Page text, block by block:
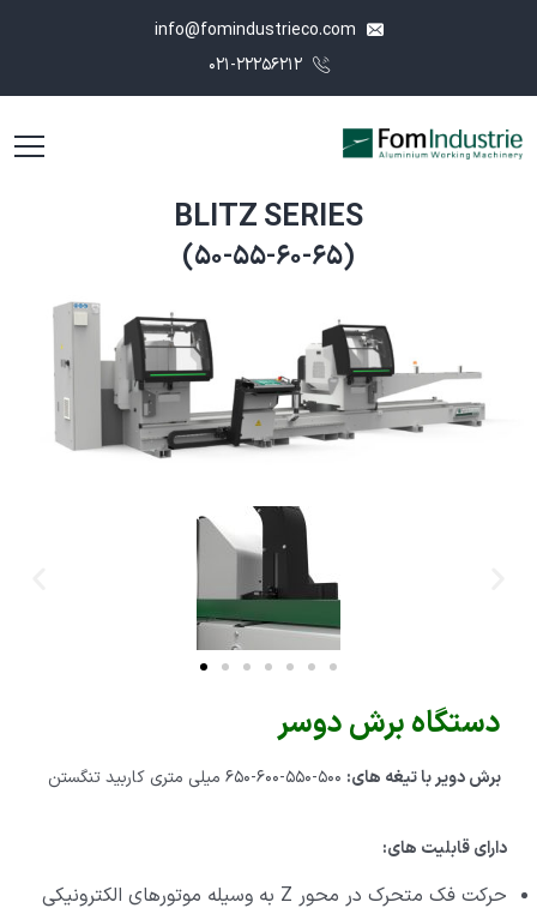
۰۲۱-۲۲۲۵۶۲۱۲
BLITZ SERIES
(۵۰-۵۵-۶۰-۶۵)
دستگاه برش دوسر
برش دویر با تیغه های: ۵۰۰-۵۵۰-۶۰۰-۶۵۰ میلی متری کاربید تنگستن
دارای قابلیت های:
حرکت فک متحرک در محور Z به وسیله موتورهای الکترونیکی